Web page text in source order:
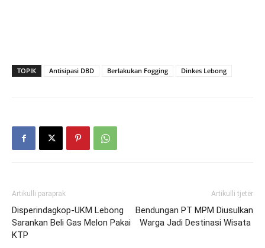
TOPIK Antisipasi DBD Berlakukan Fogging Dinkes Lebong
Artikulli paraprak
Disperindagkop-UKM Lebong
Sarankan Beli Gas Melon Pakai
KTP
Artikulli tjetër
Bendungan PT MPM Diusulkan
Warga Jadi Destinasi Wisata